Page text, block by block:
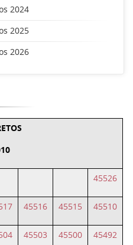
2024
2025
2026
45526
45516 45515 45510
45503 45500 45492